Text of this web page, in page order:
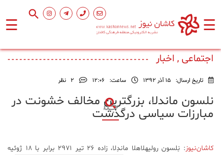
☰ ☰
اصلی
فرهنگ
اجتماعی , اخبار
تاریخ ارسال: 15 آذر 1392 ساعت: ۱۲:۰۶ 2 نظر
نلسون ماندلا، بزرگترین مخالف خشونت در
مبارزات سیاسی درگذشت
کاشان‌نیوز : نِلسون رولیهلاهلا ماندِلا، زاده‌ ۲۶ تیر ۱
۲۹۷ برابر با ۱۸ ژوئیه